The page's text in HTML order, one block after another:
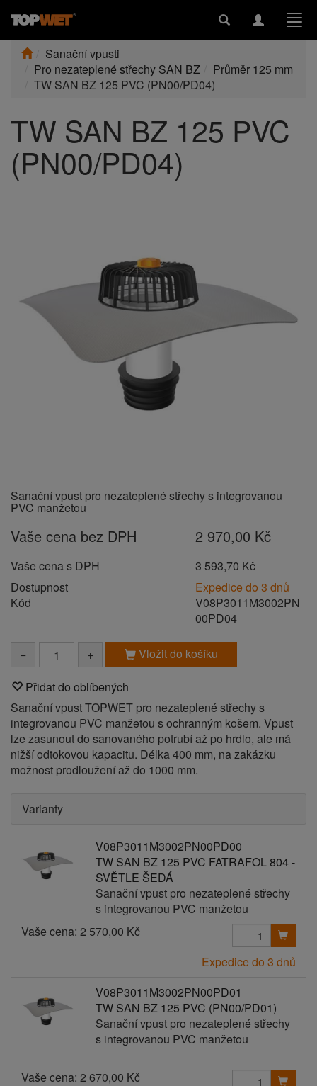
Toggle
Toggle
Sanační vpusti
Pro nezateplené střechy SAN BZ
Průměr 125 mm
TW SAN BZ 125 PVC (PN00/PD04)
TW SAN BZ 125 PVC
(PN00/PD04)
Sanační vpust pro nezateplené střechy s integrovanou
PVC manžetou
Vaše cena bez DPH 2 970,00 Kč
Vaše cena s DPH
3 593,70 Kč
Dostupnost
Expedice do 3 dnů
Kód
V08P3011M3002PN
00PD04
− + Vložit do košíku
Přidat do oblíbených
Sanační vpust TOPWET pro nezateplené střechy s
integrovanou PVC manžetou s ochranným košem. Vpust
lze zasunout do sanovaného potrubí až po hrdlo, ale má
nižší odtokovou kapacitu. Délka 400 mm, na zakázku
možnost prodloužení až do 1000 mm.
Varianty
V08P3011M3002PN00PD00
TW SAN BZ 125 PVC FATRAFOL 804 -
SVĚTLE ŠEDÁ
Sanační vpust pro nezateplené střechy
s integrovanou PVC manžetou
Vaše cena: 2 570,00 Kč
Expedice do 3 dnů
V08P3011M3002PN00PD01
TW SAN BZ 125 PVC (PN00/PD01)
Sanační vpust pro nezateplené střechy
s integrovanou PVC manžetou
Vaše cena: 2 670,00 Kč